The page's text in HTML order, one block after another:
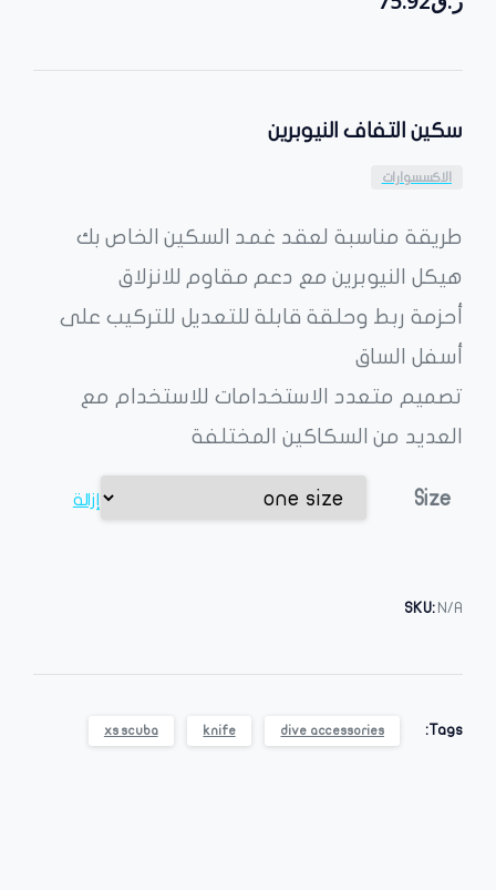
سكين التفاف النيوبرين
الاكسسوارات
طريقة مناسبة لعقد غمد السكين الخاص بك
هيكل النيوبرين مع دعم مقاوم للانزلاق
أحزمة ربط وحلقة قابلة للتعديل للتركيب على
أسفل الساق
تصميم متعدد الاستخدامات للاستخدام مع
العديد من السكاكين المختلفة
Size إزالة
SKU: N/A
Tags:
dive accessories
knife
xs scuba